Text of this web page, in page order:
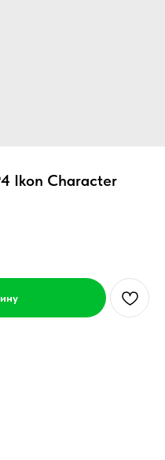
Ikon Character